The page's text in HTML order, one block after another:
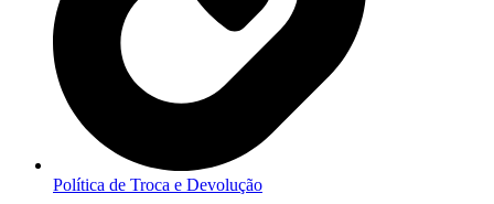
Política de Troca e Devolução